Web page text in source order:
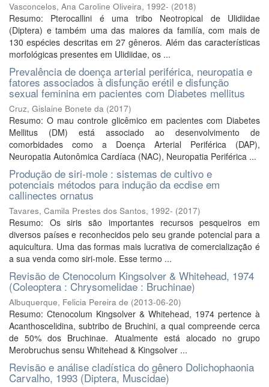
Vasconcelos, Ana Caroline Oliveira, 1992- (2018)
Resumo: Pterocallini é uma tribo Neotropical de Ulidiidae
(Diptera) e também uma das maiores da familía, com mais de
130 espécies descritas em 27 gêneros. Além das características
morfológicas presentes em Ulidiidae, os ...
Prevalência de doença arterial periférica, neuropatia e
fatores associados à disfunção erétil e disfunção
sexual feminina em pacientes com Diabetes mellitus
Cruz, Gislaine Bonete da (2017)
Resumo: O mau controle glicêmico em pacientes com Diabetes
Mellitus (DM) está associado ao desenvolvimento de
comorbidades como a Doença Arterial Periférica (DAP),
Neuropatia Autonômica Cardíaca (NAC), Neuropatia Periférica ...
Produção de siri-mole : sistemas de cultivo e
potenciais métodos para indução da ecdise em
callinectes ornatus
Tavares, Camila Prestes dos Santos, 1992- (2017)
Resumo: Os siris são importantes recursos pesqueiros em
diversos países e reconhecidos pelo seu grande potencial para a
aquicultura. Uma das formas mais lucrativa de comercialização é
a sua venda como siri-mole. Esse termo ...
Revisão de Ctenocolum Kingsolver & Whitehead, 1974
(Coleoptera : Chrysomelidae : Bruchinae)
Albuquerque, Felicia Pereira de (2013-06-20)
Resumo: Ctenocolum Kingsolver & Whitehead, 1974 pertence à
Acanthoscelidina, subtribo de Bruchini, a qual compreende cerca
de 50% dos Bruchinae. Atualmente está alocado no grupo
Merobruchus sensu Whitehead & Kingsolver ...
Revisão e análise cladística do gênero Dolichophaonia
Carvalho, 1993 (Diptera, Muscidae)